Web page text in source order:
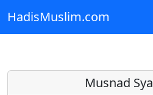
Skip to main content
HadisMuslim.com
Musnad